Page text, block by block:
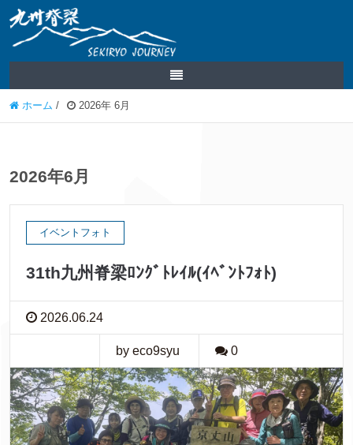
ホーム / 2026年 6月
2026年6月
イベントフォト
31th九州脊梁ﾛﾝｸﾞﾄﾚｲﾙ(ｲﾍﾞﾝﾄﾌｫﾄ)
2026.06.24
by eco9syu 0